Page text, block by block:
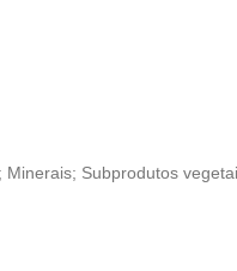
Subprodutos